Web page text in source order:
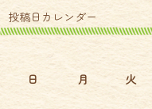
投稿日カレンダー
日
月 火